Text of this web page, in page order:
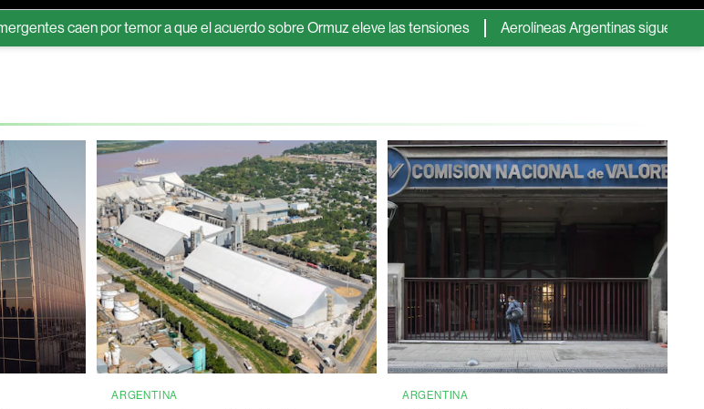
por temor a que el acuerdo sobre Ormuz eleve las tensiones Aerolíneas Argentinas sigue en verde y
ARGENTINA ARGENTINA